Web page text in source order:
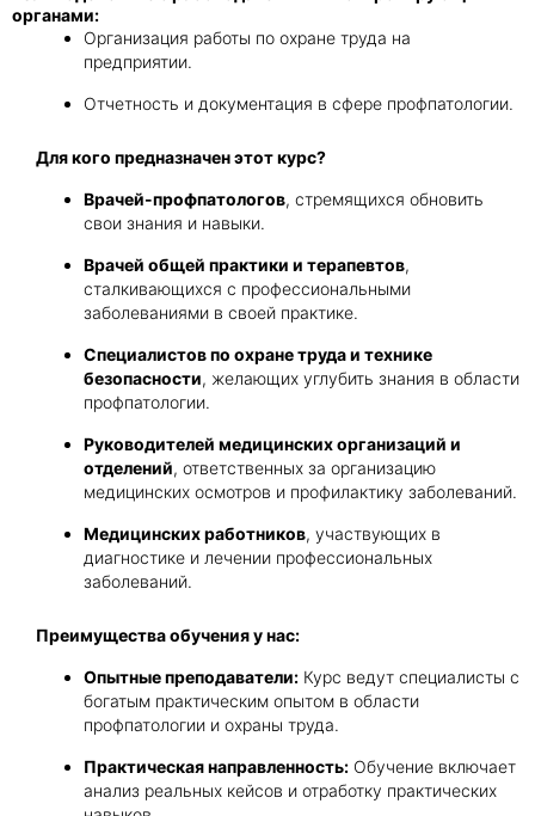
органами:
Организация работы по охране труда на
предприятии.
Отчетность и документация в сфере профпатологии.
Для кого предназначен этот курс?
Врачей-профпатологов, стремящихся обновить
свои знания и навыки.
Врачей общей практики и терапевтов,
сталкивающихся с профессиональными
заболеваниями в своей практике.
Специалистов по охране труда и технике
безопасности, желающих углубить знания в области
профпатологии.
Руководителей медицинских организаций и
отделений, ответственных за организацию
медицинских осмотров и профилактику заболеваний.
Медицинских работников, участвующих в
диагностике и лечении профессиональных
заболеваний.
Преимущества обучения у нас:
Опытные преподаватели: Курс ведут специалисты с
богатым практическим опытом в области
профпатологии и охраны труда.
Практическая направленность: Обучение включает
анализ реальных кейсов и отработку практических